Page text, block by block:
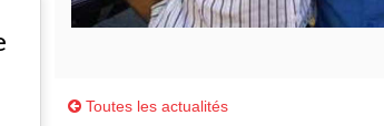
Toutes les actualités